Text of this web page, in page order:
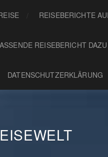
REISEBERICHTE
REISEBERICHT DAZU
DATENSCHUTZERKLÄRUNG